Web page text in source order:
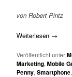
von Robert Pintz
Weiterlesen →
Veröffentlicht unter
Marketing,Mobile
Penny,Smartphone